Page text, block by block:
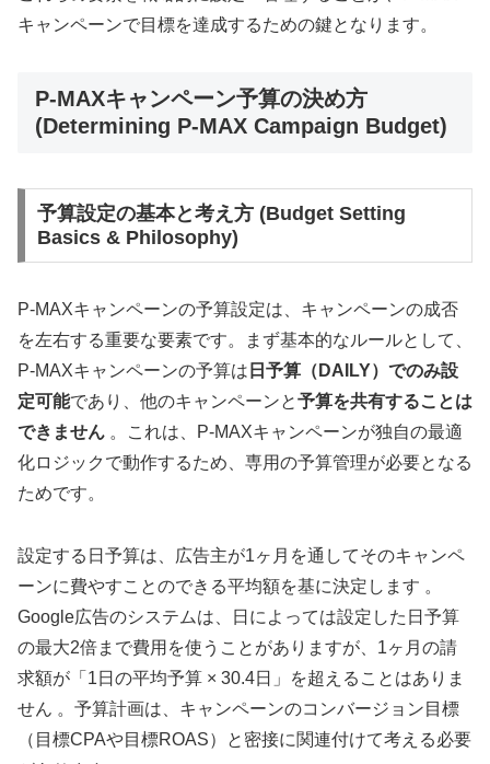
キャンペーンで目標を達成するための鍵となります。
P-MAXキャンペーン予算の決め方
(Determining P-MAX Campaign Budget)
予算設定の基本と考え方 (Budget Setting
Basics & Philosophy)
P-MAXキャンペーンの予算設定は、キャンペーンの成否
を左右する重要な要素です。まず基本的なルールとして、
P-MAXキャンペーンの予算は 日予算（DAILY）でのみ設
定可能であり、他のキャンペーンと予算を共有することは
できません 。これは、P-MAXキャンペーンが独自の最適
化ロジックで動作するため、専用の予算管理が必要となる
ためです。
設定する日予算は、広告主が1ヶ月を通してそのキャンペ
ーンに費やすことのできる平均額を基に決定します 。
Google広告のシステムは、日によっては設定した日予算
の最大2倍まで費用を使うことがありますが、1ヶ月の請
求額が「1日の平均予算 × 30.4日」を超えることはありま
せん 。予算計画は、キャンペーンのコンバージョン目標
（目標CPAや目標ROAS）と密接に関連付けて考える必要